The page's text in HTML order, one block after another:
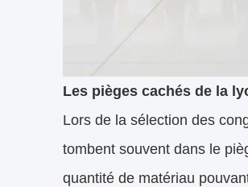
Les pièges cachés de la
Lors de la sélection des
tombent souvent dans le
quantité de matériau